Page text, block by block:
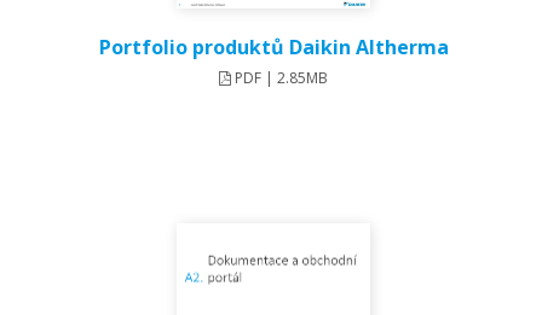
Portfolio produktů Daikin Altherma
PDF | 2.85MB